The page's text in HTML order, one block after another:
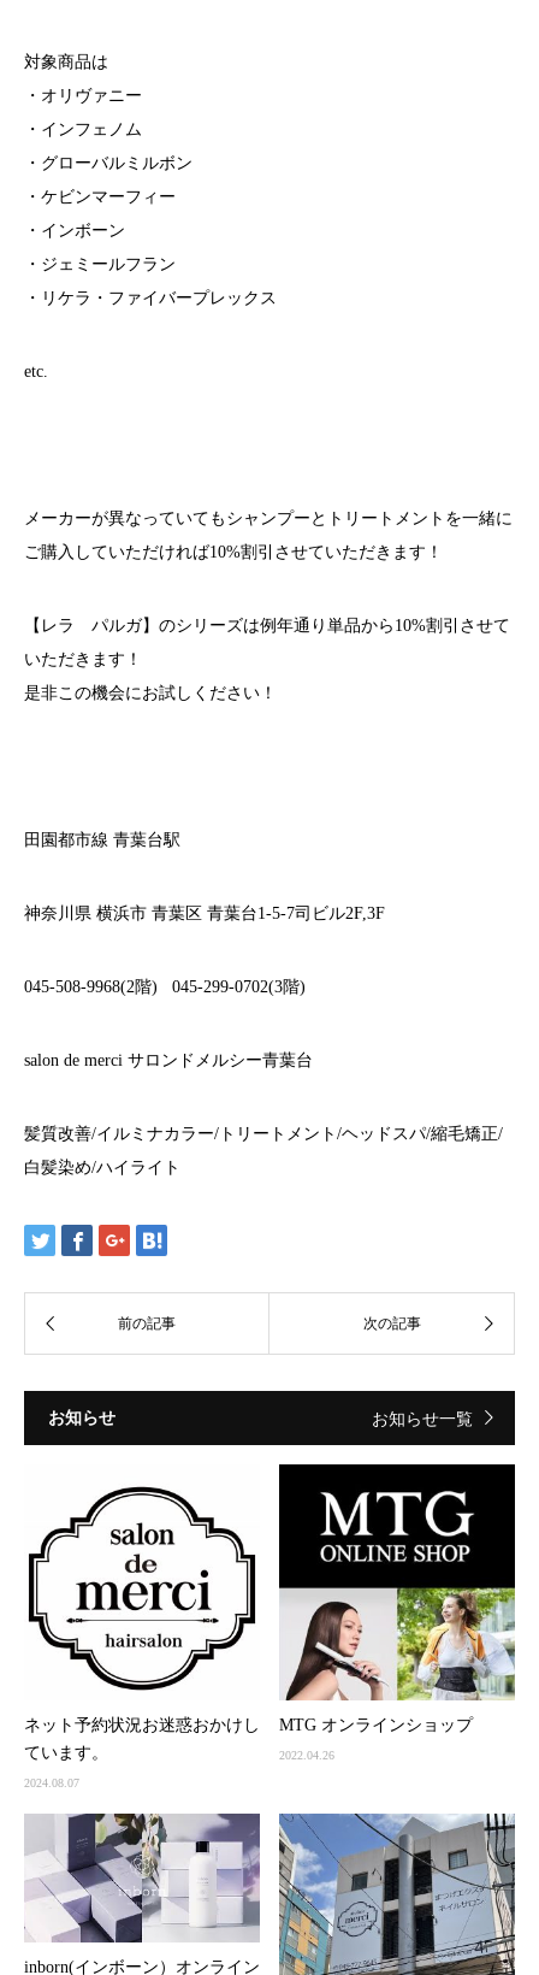
対象商品は
・オリヴァニー
・インフェノム
・グローバルミルボン
・ケビンマーフィー
・インボーン
・ジェミールフラン
・リケラ・ファイバープレックス
etc.
メーカーが異なっていてもシャンプーとトリートメントを一緒に
ご購入していただければ10%割引させていただきます！
【レラ パルガ】のシリーズは例年通り単品から10%割引させて
いただきます！
是非この機会にお試しください！
田園都市線 青葉台駅
神奈川県 横浜市 青葉区 青葉台1-5-7司ビル2F,3F
045-508-9968(2階) 045-299-0702(3階)
salon de merci サロンドメルシー青葉台
髪質改善/イルミナカラー/ トリートメント /ヘッドスパ/縮毛矯正/
白髪染め/ハイライト
お知らせ お知らせ一覧
ネット予約状況お迷惑おかけし
ています。
2024.08.07
MTG オンラインショップ
2022.04.26
inborn(インボーン）オンライン